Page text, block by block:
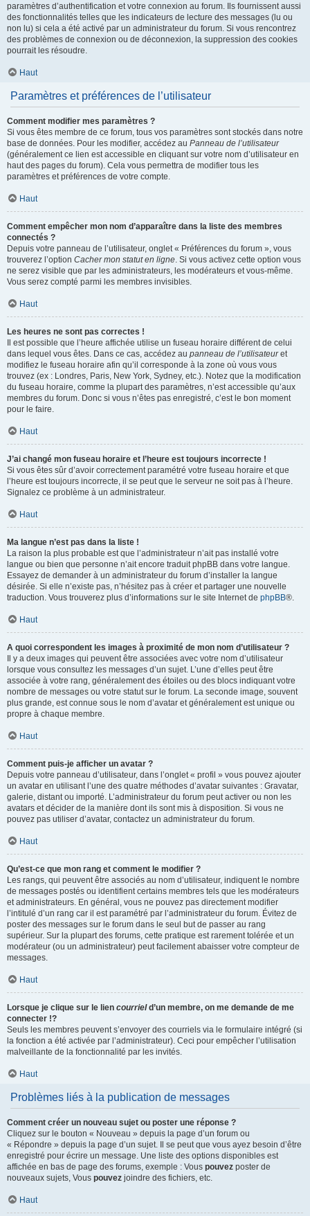
paramètres d’authentification et votre connexion au forum. Ils fournissent aussi
des fonctionnalités telles que les indicateurs de lecture des messages (lu ou
non lu) si cela a été activé par un administrateur du forum. Si vous rencontrez
des problèmes de connexion ou de déconnexion, la suppression des cookies
pourrait les résoudre.
Haut
Paramètres et préférences de l’utilisateur
Comment modifier mes paramètres ?
Si vous êtes membre de ce forum, tous vos paramètres sont stockés dans notre
base de données. Pour les modifier, accédez au Panneau de l’utilisateur
(généralement ce lien est accessible en cliquant sur votre nom d’utilisateur en
haut des pages du forum). Cela vous permettra de modifier tous les
paramètres et préférences de votre compte.
Haut
Comment empêcher mon nom d’apparaître dans la liste des membres
connectés ?
Depuis votre panneau de l’utilisateur, onglet « Préférences du forum », vous
trouverez l’option Cacher mon statut en ligne. Si vous activez cette option vous
ne serez visible que par les administrateurs, les modérateurs et vous-même.
Vous serez compté parmi les membres invisibles.
Haut
Les heures ne sont pas correctes !
Il est possible que l’heure affichée utilise un fuseau horaire différent de celui
dans lequel vous êtes. Dans ce cas, accédez au panneau de l’utilisateuret
modifiez le fuseau horaire afin qu’il corresponde à la zone où vous vous
trouvez (ex : Londres, Paris, New York, Sydney, etc.). Notez que la modification
du fuseau horaire, comme la plupart des paramètres, n’est accessible qu’aux
membres du forum. Donc si vous n’êtes pas enregistré, c’est le bon moment
pour le faire.
Haut
J’ai changé mon fuseau horaire et l’heure est toujours incorrecte !
Si vous êtes sûr d’avoir correctement paramétré votre fuseau horaire et que
l’heure est toujours incorrecte, il se peut que le serveur ne soit pas à l’heure.
Signalez ce problème à un administrateur.
Haut
Ma langue n’est pas dans la liste !
La raison la plus probable est que l’administrateur n’ait pas installé votre
langue ou bien que personne n’ait encore traduit phpBB dans votre langue.
Essayez de demander à un administrateur du forum d’installer la langue
désirée. Si elle n’existe pas, n’hésitez pas à créer et partager une nouvelle
traduction. Vous trouverez plus d’informations sur le site Internet de phpBB®.
Haut
A quoi correspondent les images à proximité de mon nom d’utilisateur ?
Il y a deux images qui peuvent être associées avec votre nom d’utilisateur
lorsque vous consultez les messages d’un sujet. L’une d’elles peut être
associée à votre rang, généralement des étoiles ou des blocs indiquant votre
nombre de messages ou votre statut sur le forum. La seconde image, souvent
plus grande, est connue sous le nom d’avatar et généralement est unique ou
propre à chaque membre.
Haut
Comment puis-je afficher un avatar ?
Depuis votre panneau d’utilisateur, dans l’onglet « profil » vous pouvez ajouter
un avatar en utilisant l’une des quatre méthodes d’avatar suivantes : Gravatar,
galerie, distant ou importé. L’administrateur du forum peut activer ou non les
avatars et décider de la manière dont ils sont mis à disposition. Si vous ne
pouvez pas utiliser d’avatar, contactez un administrateur du forum.
Haut
Qu’est-ce que mon rang et comment le modifier ?
Les rangs, qui peuvent être associés au nom d’utilisateur, indiquent le nombre
de messages postés ou identifient certains membres tels que les modérateurs
et administrateurs. En général, vous ne pouvez pas directement modifier
l’intitulé d’un rang car il est paramétré par l’administrateur du forum. Évitez de
poster des messages sur le forum dans le seul but de passer au rang
supérieur. Sur la plupart des forums, cette pratique est rarement tolérée et un
modérateur (ou un administrateur) peut facilement abaisser votre compteur de
messages.
Haut
Lorsque je clique sur le lien courrield’un membre, on me demande de me
connecter !?
Seuls les membres peuvent s’envoyer des courriels via le formulaire intégré (si
la fonction a été activée par l’administrateur). Ceci pour empêcher l’utilisation
malveillante de la fonctionnalité par les invités.
Haut
Problèmes liés à la publication de messages
Comment créer un nouveau sujet ou poster une réponse ?
Cliquez sur le bouton « Nouveau » depuis la page d’un forum ou
« Répondre » depuis la page d’un sujet. Il se peut que vous ayez besoin d’être
enregistré pour écrire un message. Une liste des options disponibles est
affichée en bas de page des forums, exemple : Vous pouvez poster de
nouveaux sujets, Vous pouvez joindre des fichiers, etc.
Haut